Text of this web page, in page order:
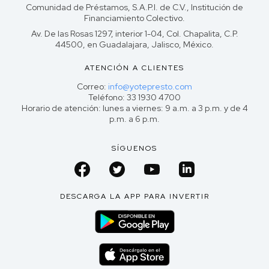
Comunidad de Préstamos, S.A.P.I. de C.V., Institución de
Financiamiento Colectivo.
Av. De las Rosas 1297, interior 1-04, Col. Chapalita, C.P.
44500, en Guadalajara, Jalisco, México.
ATENCIÓN A CLIENTES
Correo: info@yotepresto.com
Teléfono: 33 1930 4700
Horario de atención: lunes a viernes: 9 a.m. a 3 p.m. y de 4
p.m. a 6 p.m.
SÍGUENOS
DESCARGA LA APP PARA INVERTIR